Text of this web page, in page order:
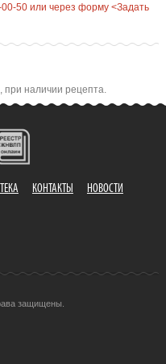
50 или через форму <Задать
при наличии рецепта.
КОНТАКТЫ НОВОСТИ
защищены.